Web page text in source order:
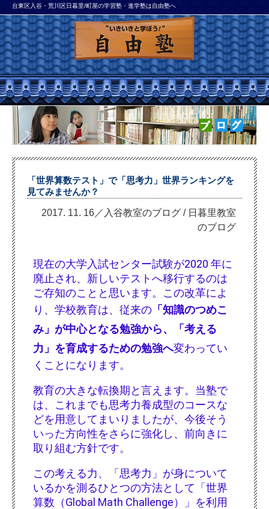
台東区入谷・荒川区日暮里/町屋の学習塾・進学塾は自由塾へ
「世界算数テスト」で「思考力」世界ランキングを
見てみませんか？
2017. 11. 16／入谷教室のブログ / 日暮里教室
のブログ
現在の大学入試センター試験が2020 年に
廃止され、新しいテストへ移行するのは
ご存知のことと思います。この改革によ
り、学校教育は、従来の 「知識のつめこ
み」が中心となる勉強から、「考える
力」を育成するための勉強へ変わってい
くことになります。
教育の大きな転換期と言えます。当塾で
は、これまでも思考力養成型のコースな
どを用意してまいりましたが、今後そう
いった方向性をさらに強化し、前向きに
取り組む方針です。
この考える力、「思考力」が身について
いるかを測るひとつの方法として「世界
算数（Global Math Challenge）」を利用